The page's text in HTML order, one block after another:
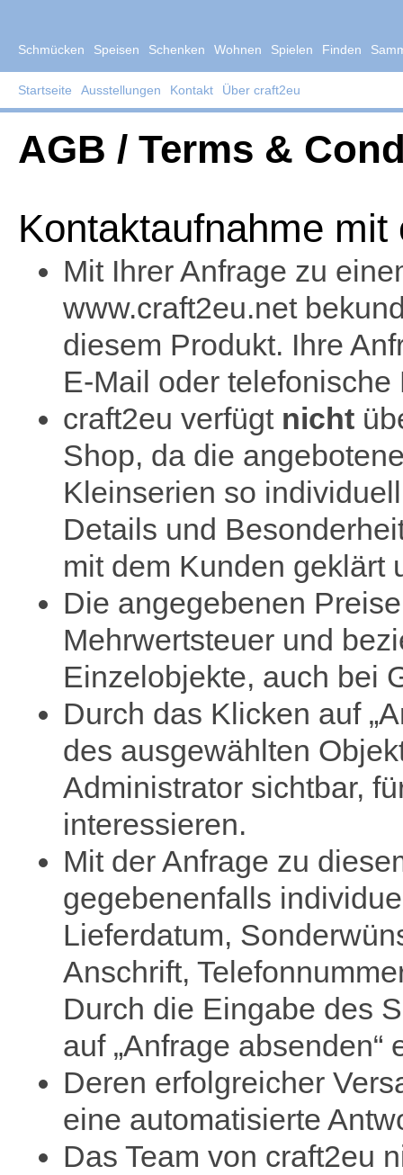
Schmücken Speisen Schenken Wohnen Spielen Finden
Startseite Ausstellungen Kontakt Über craft2eu
AGB / Terms &
Kontaktaufnahme mit
Mit Ihrer Anfrage zu
www.craft2eu.net
diesem Produkt. Ihre
E-Mail oder
craft2eu verfügt nicht
Shop, da die
Kleinserien so
Details und
mit dem Kunden geklärt
Die angegebenen
Mehrwertsteuer und
Einzelobjekte, auch bei
Durch das Klicken auf
des ausgewählten
Administrator sichtbar,
interessieren.
Mit der Anfrage zu
gegebenenfalls
Lieferdatum,
Anschrift,
Durch die Eingabe des
auf „Anfrage
Deren erfolgreicher
eine automatisierte
Das Team von craft2eu